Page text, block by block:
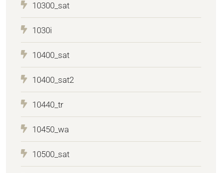
10300_sat
1030i
10400_sat
10400_sat2
10440_tr
10450_wa
10500_sat